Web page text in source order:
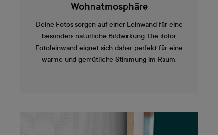
Wohnatmosphäre
Deine Fotos sorgen auf einer Leinwand für eine
besonders natürliche Bildwirkung. Die ifolor
Fotoleinwand eignet sich daher perfekt für eine
warme und gemütliche Stimmung im Raum.